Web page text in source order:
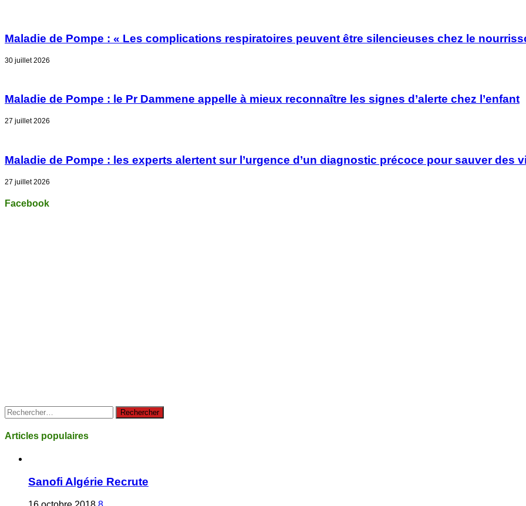
Maladie de Pompe : « Les complications respiratoires peuvent être silencieuses chez le
30 juillet 2026
Maladie de Pompe : le Pr Dammene appelle à mieux reconnaître les signes d’alerte chez l’enfant
27 juillet 2026
Maladie de Pompe : les experts alertent sur l’urgence d’un diagnostic précoce pour sauver des
27 juillet 2026
Facebook
Rechercher :
Articles populaires
Sanofi Algérie Recrute